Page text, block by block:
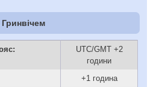
UTC/GMT +2
години
+1 година